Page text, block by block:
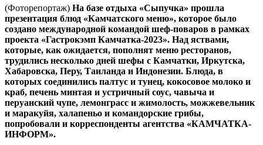
(Фоторепортаж) На базе отдыха «Сыпучка» прошла
презентация блюд «Камчатского меню», которое было
создано международной командой шеф-поваров в рамках
проекта «Гастрокэмп Камчатка-2023». Над яствами,
которые, как ожидается, пополнят меню ресторанов,
трудились несколько дней шефы с Камчатки, Иркутска,
Хабаровска, Перу, Таиланда и Индонезии. Блюда, в
которых соединились палтус и тунец, кокосовое молоко и
краб, печень минтая и устричный соус, чавыча и
перуанский чупе, лемонграсс и жимолость, можжевельник
и маракуйя, халапеньо и командорские грибы,
попробовали и корреспонденты агентства «КАМЧАТКА-
ИНФОРМ».